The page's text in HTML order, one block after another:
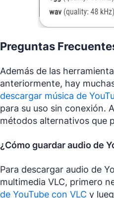
Preguntas
Además de las
anteriormente, hay
descargar música de
para su uso sin conexión.
métodos alternativos que
¿Cómo guardar audio de
Para descargar audio de
multimedia VLC, primero
de YouTube con VLC y